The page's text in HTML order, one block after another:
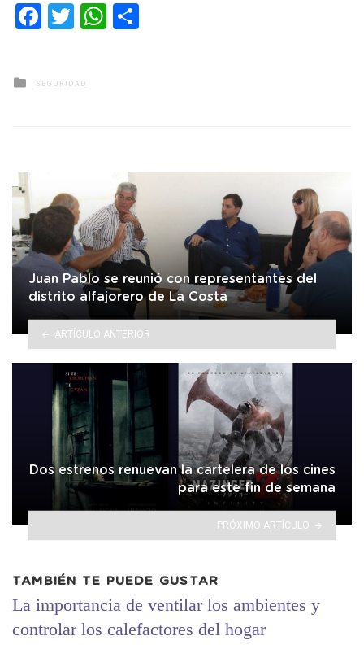
Facebook
TwitterWhatsApp
Posted
in
SEGURIDAD
Juan Pablo se reunió con representantes del
distrito alfajorero de La Costa
ARTÍCULO ANTERIOR
Dos estrenos renuevan la cartelera de los cines
para este fin de semana
PRÓXIMO ARTÍCULO
TAMBIÉN TE PUEDE GUSTAR
La importancia de ventilar los ambientes y
controlar los calefactores del hogar